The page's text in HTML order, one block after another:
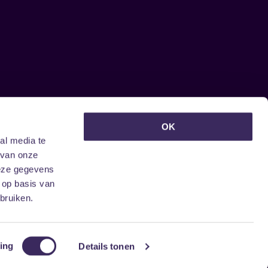
media te
onze
gegevens
basis van
Details tonen
OK
ontvangen?